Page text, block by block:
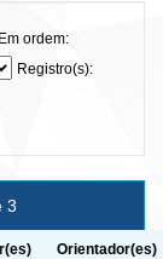
Em ordem:
Registro(s):
3
Orientador(es)